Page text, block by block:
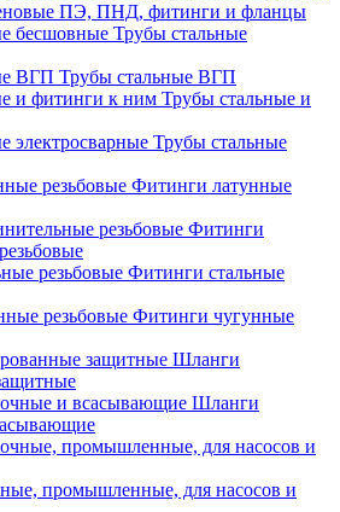
ПЭ, ПНД, фитинги и фланцы
Трубы стальные
Трубы стальные ВГП
Трубы стальные и
Трубы стальные
Фитинги латунные
Фитинги
Фитинги стальные
Фитинги чугунные
Шланги
Шланги
промышленные, для насосов и